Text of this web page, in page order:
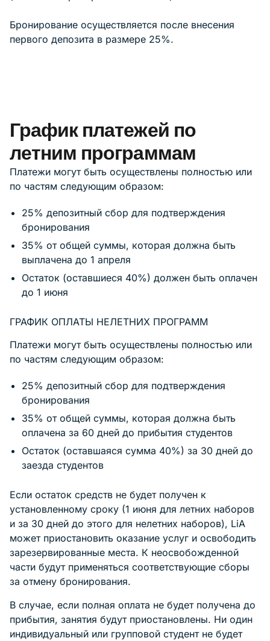
Бронирование осуществляется после внесения
первого депозита в размере 25%.
График платежей по
летним программам
Платежи могут быть осуществлены полностью или
по частям следующим образом:
25% депозитный сбор для подтверждения
бронирования
35% от общей суммы, которая должна быть
выплачена до 1 апреля
Остаток (оставшиеся 40%) должен быть оплачен
до 1 июня
ГРАФИК ОПЛАТЫ НЕЛЕТНИХ ПРОГРАММ
Платежи могут быть осуществлены полностью или
по частям следующим образом:
25% депозитный сбор для подтверждения
бронирования
35% от общей суммы, которая должна быть
оплачена за 60 дней до прибытия студентов
Остаток (оставшаяся сумма 40%) за 30 дней до
заезда студентов
Если остаток средств не будет получен к
установленному сроку (1 июня для летних наборов
и за 30 дней до этого для нелетних наборов), LiA
может приостановить оказание услуг и освободить
зарезервированные места. К неосвобожденной
части будут применяться соответствующие сборы
за отмену бронирования.
В случае, если полная оплата не будет получена до
прибытия, занятия будут приостановлены. Ни один
индивидуальный или групповой студент не будет